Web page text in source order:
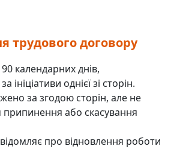
трудового договору
календарних днів,
ініціативи однієї зі сторін.
за згодою сторін, але не
або скасування
про відновлення роботи